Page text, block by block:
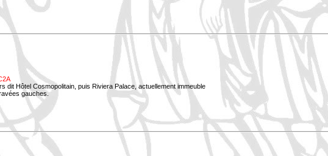
dit Hôtel Cosmopolitain, puis Riviera Palace, actuellement immeuble
gauches.